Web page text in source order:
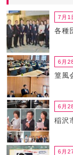
7月1
各種
6月
篁風
6月
稲沢
6月